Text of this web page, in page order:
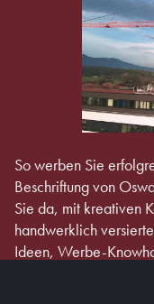
So werben Sie
Beschriftung von
Sie da, mit kreativen
handwerklich
Ideen, Werbe-